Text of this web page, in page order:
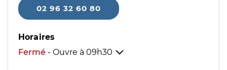
02 96 32 60 80
Horaires
Fermé - Ouvre à 09h30